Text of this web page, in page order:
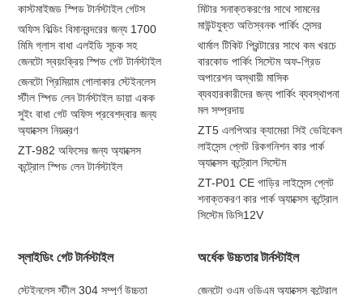
কাস্টমাইজড স্পিড টার্নস্টাইল গেটস
অফিস বিল্ডিং বিমানবন্দরের জন্য 1700
মিমি গ্লাস বাধা এলইডি সূচক সহ
জেনটো স্বয়ংক্রিয় স্পিড গেট টার্নস্টাইল
জেনটো প্রিমিয়াম গোলাকার স্টেইনলেস
স্টীল স্পিড লেন টার্নস্টাইল ডায়া একক
সুইং বাধা গেট অফিস প্রবেশদ্বার জন্য
অ্যাক্সেস নিয়ন্ত্রণ
ZT-982 অফিসের জন্য অ্যাক্সেস
কন্ট্রোল স্পিড লেন টার্নস্টাইল
মিটার সনাক্তকরণের সাথে সামনের
মাউন্টযুক্ত অতিস্বনক পার্কিং সেন্সর
থার্মাল টিকিট প্রিন্টারের সাথে কম খরচে
বারকোড পার্কিং সিস্টেম অফ-গ্রিড
অপারেশন অস্থায়ী মাসিক
ব্যবহারকারীদের জন্য পার্কিং ব্যবস্থাপনা
মল সম্প্রদায়
ZT5 এলপিআর ক্যামেরা সিই ভেহিকেল
লাইসেন্স প্লেট রিকগনিশন কার পার্ক
অ্যাক্সেস কন্ট্রোল সিস্টেম
ZT-P01 CE গাড়ির লাইসেন্স প্লেট
শনাক্তকরণ কার পার্ক অ্যাক্সেস কন্ট্রোল
সিস্টেম ডিসি12V
স্লাইডিং গেট টার্নস্টাইল
স্টেইনলেস স্টীল 304 সম্পূর্ণ উচ্চতা
অর্ধেক উচ্চতার টার্নস্টাইল
জেনটো ওএম ওডিএম অ্যাক্সেস কন্ট্রোল